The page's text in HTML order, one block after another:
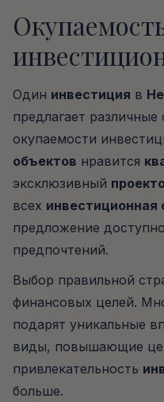
Один инвестиция в
предлагает
окупаемости
объектов нравится
эксклюзивный
всех инвестиционная
предложение
предпочтений.
Выбор правильной
финансовых целей.
подарят уникальные
виды, повышающие
привлекательность
больше.